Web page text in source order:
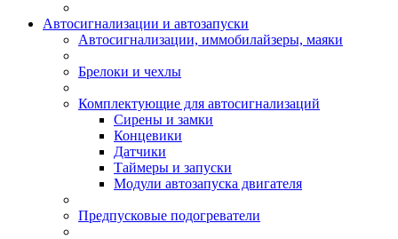
Автосигнализации и автозапуски
Автосигнализации, иммобилайзеры, маяки
Брелоки и чехлы
Комплектующие для автосигнализаций
Сирены и замки
Концевики
Датчики
Таймеры и запуски
Модули автозапуска двигателя
Предпусковые подогреватели